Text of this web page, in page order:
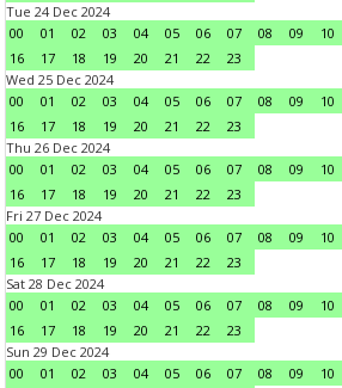
Tue 24 Dec 2024
00
01 02 03 04 05 06 07 08 09 10
16
17 18 19 20 21 22
23
Wed 25 Dec 2024
00
01 02 03 04 05 06 07 08 09 10
16
17 18 19 20 21 22
23
Thu 26 Dec 2024
00
01 02 03 04 05 06 07 08 09 10
16
17 18 19 20 21 22
23
Fri 27 Dec 2024
00
01 02 03 04 05 06 07 08 09 10
16
17 18 19 20 21 22
23
Sat 28 Dec 2024
00
01 02 03 04 05 06 07 08 09 10
16
17 18 19 20 21 22
23
Sun 29 Dec 2024
00
01 02 03 04 05 06 07 08 09 10